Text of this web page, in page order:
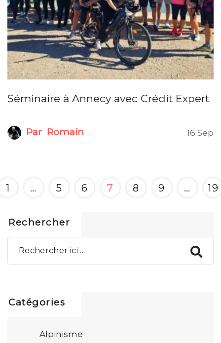
Séminaire à Annecy avec Crédit Expert
Par Romain 16 Sep
1 … 5 6 7 8 9 … 19
Rechercher
Catégories
Alpinisme